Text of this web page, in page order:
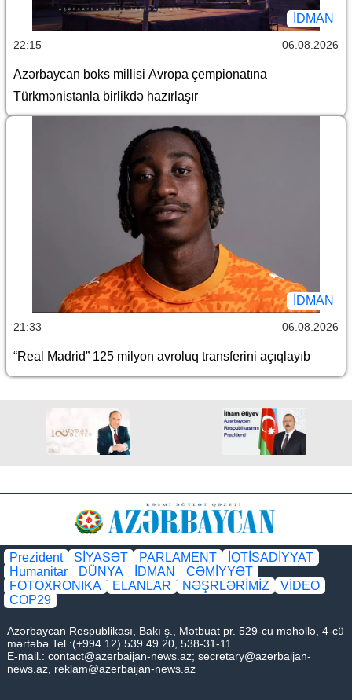
İDMAN
22:15 06.08.2026
Azərbaycan boks millisi Avropa çempionatına
Türkmənistanla birlikdə hazırlaşır
İDMAN
21:33 06.08.2026
“Real Madrid” 125 milyon avroluq transferini açıqlayıb
Prezident SİYASƏT PARLAMENT
İQTİSADİYYAT
Humanitar
DÜNYA İDMAN
CƏMİYYƏT
FOTOXRONIKA
ELANLAR NƏŞRLƏRİMİZ
VİDEO
COP29
Azərbaycan Respublikası, Bakı ş., Mətbuat pr. 529-cu məhəllə, 4-cü
mərtəbə Tel.:(+994 12) 539 49 20, 538-31-11
E-mail.: contact@azerbaijan-news.az; secretary@azerbaijan-
news.az reklam@azerbaijan-news.az